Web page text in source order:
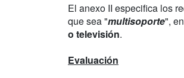
El anexo II especifica los
que sea "multisoporte",
o televisión.
Evaluación